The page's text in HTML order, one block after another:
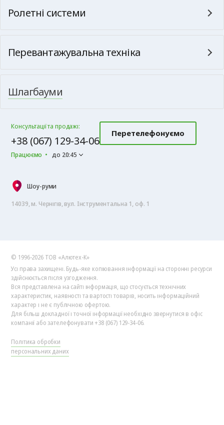
Ролетні системи
Перевантажувальна техніка
Шлагбауми
Консультації та продажі:
+38 (067) 129-34-06
Працюємо до 20:45
Перетелефонуємо
Шоу-руми
14039, м. Чернігів, вул. Інструментальна 1, оф. 1
© 1996-2026 ТОВ «Алютех‑К»
Усі права захищені. Будь-яке копіювання інформації на сторонні ресурси
здійснюється після узгодження.
Вся представлена на сайті інформація, що стосується технічних
характеристик, наявності та вартості товарів, носить інформаційний
характер і не є публічною офертою.
Для більш докладної і точної інформації необхідно звернутися в офіс
компанії або зателефонувати +38 (067) 129-34-06.
Політика обробки
персональних даних